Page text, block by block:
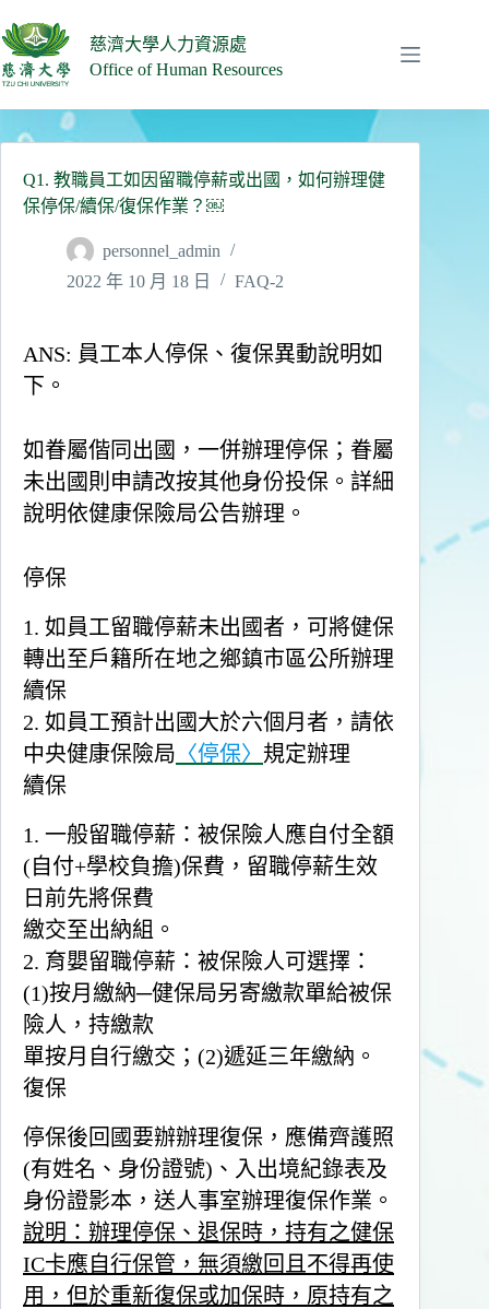
至
主
要
容
慈濟大學人力資源處
Office of Human Resources
Q1. 教職員工如因留職停薪或出國，如何辦理健
保停保/續保/復保作業？￼
personnel_admin
2022 年 10 月 18 日
FAQ-2
ANS: 員工本人停保、復保異動說明如
下。
如眷屬偕同出國，一併辦理停保；眷屬
未出國則申請改按其他身份投保。詳細
說明依健康保險局公告辦理。
停保
1. 如員工留職停薪未出國者 ，可將健保
轉出至戶籍所在地之鄉鎮市區公所辦理
續保
2. 如員工預計出國大於六個月者，請依
中央健康保險局 〈停保〉 規定辦理
續保
1. 一般留職停薪：被保險人應自付全額
(自付+學校負擔)保費，留職停薪生效
日前先將保費
繳交至出納組。
2. 育嬰留職停薪：被保險人可選擇：
(1)按月繳納─健保局另寄繳款單給被保
險人，持繳款
單按月自行繳交；(2)遞延三年繳納。
復保
停保後回國要辦辦理復保，應備齊護照
(有姓名、身份證號)、入出境紀錄表及
身份證影本，送人事室辦理復保作業。
說明：辦理停保、退保時，持有之健保
IC卡應自行保管，無須繳回且不得再使
用，但於重新復保或加保時，原持有之